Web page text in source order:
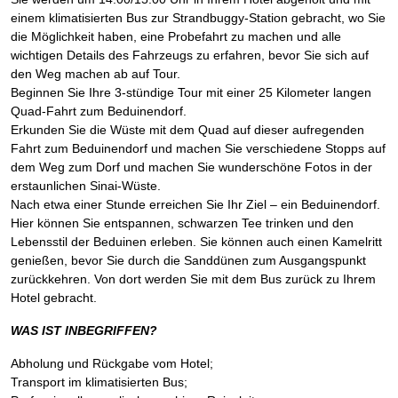
einem klimatisierten Bus zur Strandbuggy-Station gebracht, wo Sie
die Möglichkeit haben, eine Probefahrt zu machen und alle
wichtigen Details des Fahrzeugs zu erfahren, bevor Sie sich auf
den Weg machen ab auf Tour.
Beginnen Sie Ihre 3-stündige Tour mit einer 25 Kilometer langen
Quad-Fahrt zum Beduinendorf.
Erkunden Sie die Wüste mit dem Quad auf dieser aufregenden
Fahrt zum Beduinendorf und machen Sie verschiedene Stopps auf
dem Weg zum Dorf und machen Sie wunderschöne Fotos in der
erstaunlichen Sinai-Wüste.
Nach etwa einer Stunde erreichen Sie Ihr Ziel – ein Beduinendorf.
Hier können Sie entspannen, schwarzen Tee trinken und den
Lebensstil der Beduinen erleben. Sie können auch einen Kamelritt
genießen, bevor Sie durch die Sanddünen zum Ausgangspunkt
zurückkehren. Von dort werden Sie mit dem Bus zurück zu Ihrem
Hotel gebracht.
WAS IST INBEGRIFFEN?
Abholung und Rückgabe vom Hotel;
Transport im klimatisierten Bus;